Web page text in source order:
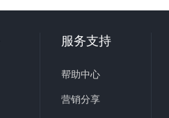
服务支持
帮助中心
营销分享